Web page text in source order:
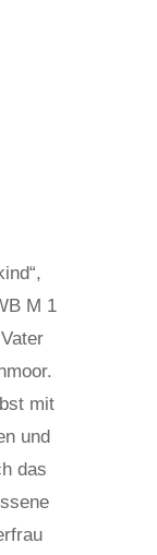
M 1
mit
und
das